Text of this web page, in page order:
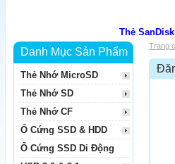
Thẻ
Trang
Danh Mục Sản Phẩm
Thẻ Nhớ MicroSD
Thẻ Nhớ SD
Thẻ Nhớ CF
Ổ Cứng SSD & HDD
Ổ Cứng SSD Di Động